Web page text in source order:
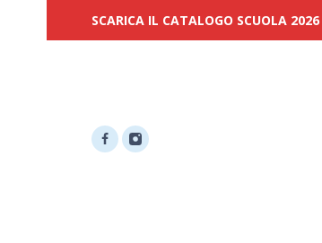
SCARICA IL CATALOGO SCUOLA 2026